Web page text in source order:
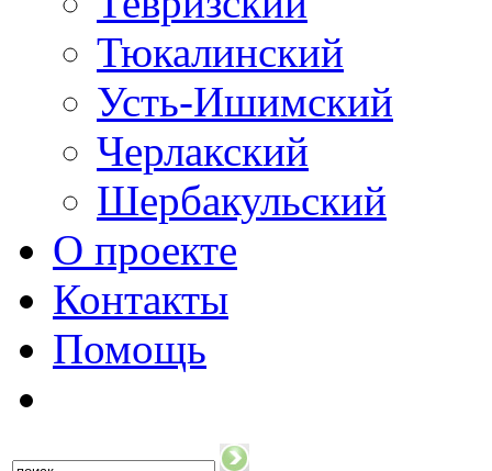
Тюкалинский
Усть-Ишимский
Черлакский
Шербакульский
О проекте
Контакты
Помощь